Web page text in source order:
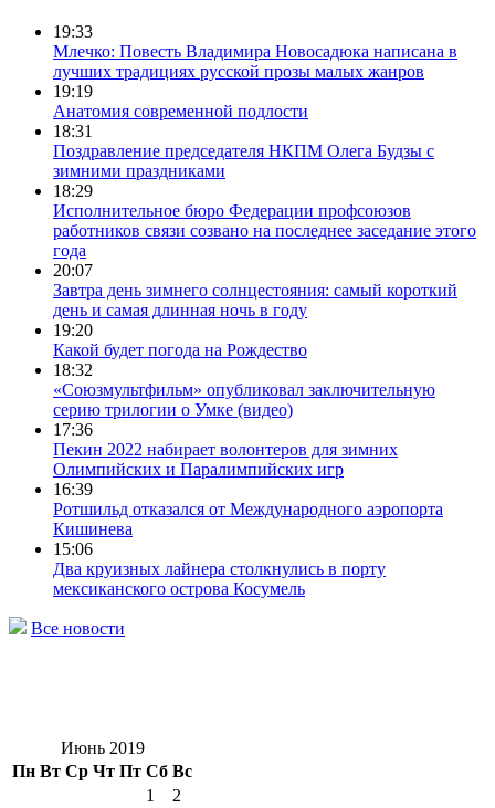
19:33
Млечко: Повесть Владимира Новосадюка написана в
лучших традициях русской прозы малых жанров
19:19
Анатомия современной подлости
18:31
Поздравление председателя НКПМ Олега Будзы с
зимними праздниками
18:29
Исполнительное бюро Федерации профсоюзов
работников связи созвано на последнее заседание этого
года
20:07
Завтра день зимнего солнцестояния: самый короткий
день и самая длинная ночь в году
19:20
Какой будет погода на Рождество
18:32
«Союзмультфильм» опубликовал заключительную
серию трилогии о Умке (видео)
17:36
Пекин 2022 набирает волонтеров для зимних
Олимпийских и Паралимпийских игр
16:39
Ротшильд отказался от Международного аэропорта
Кишинева
15:06
Два круизных лайнера столкнулись в порту
мексиканского острова Косумель
Все новости
Июнь 2019
Пн Вт Ср Чт Пт Сб Вс
1
2